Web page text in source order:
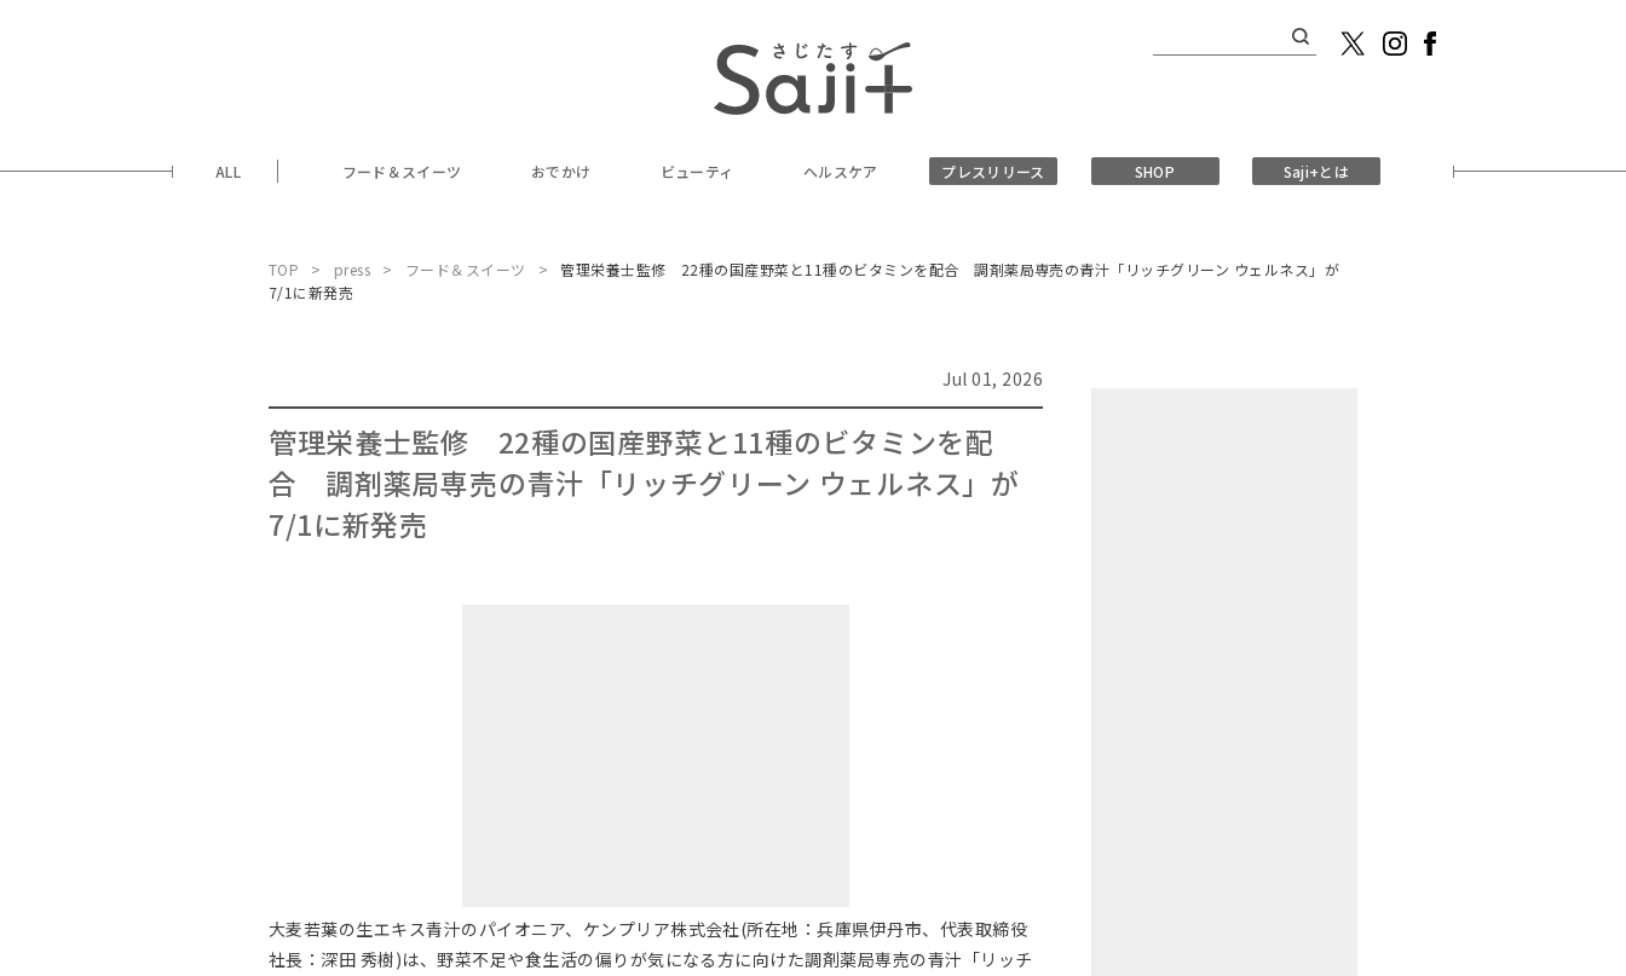
ALL フード＆スイーツ おでかけ ビューティ ヘルスケア プレスリリース SHOP Saji+とは
TOP press フード＆スイーツ
管理栄養士監修 22種の国産野菜と11種のビタミンを配合 調剤薬局専売の青汁「リッチグリーン ウェルネス」が
7/1に新発売
Jul 01, 2026
管理栄養士監修 22種の国産野菜と11種のビタミンを配
合 調剤薬局専売の青汁「リッチグリーン ウェルネス」が
7/1に新発売
大麦若葉の生エキス青汁のパイオニア、ケンプリア株式会社(所在地：兵庫県伊丹市、代表取締役
社長：深田 秀樹)は、野菜不足や食生活の偏りが気になる方に向けた調剤薬局専売の青汁「リッチ